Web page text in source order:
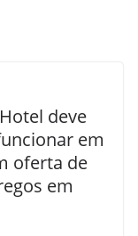
deve
em
oferta de
em